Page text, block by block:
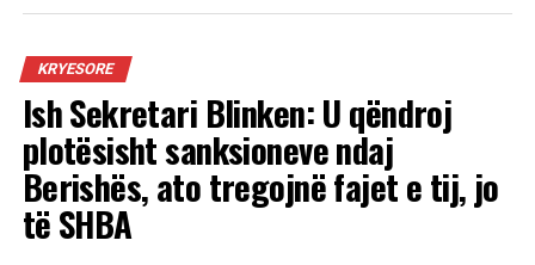
KRYESORE
Ish Sekretari Blinken: U qëndroj
plotësisht sanksioneve ndaj
Berishës, ato tregojnë fajet e tij, jo
të SHBA